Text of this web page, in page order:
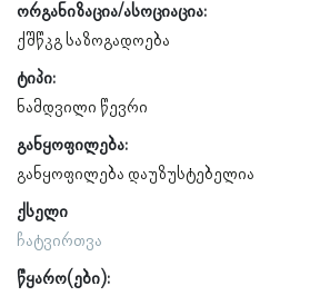
ორგანიზაცია/ასოციაცია:
ქშწკგ საზოგადოება
ტიპი:
ნამდვილი წევრი
განყოფილება:
განყოფილება დაუზუსტებელია
ქსელი
ჩატვირთვა
წყარო(ები):